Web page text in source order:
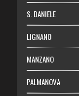
S. DANIELE
LIGNANO
MANZANO
PALMANOVA